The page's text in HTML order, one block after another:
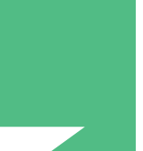
Credits. Keine